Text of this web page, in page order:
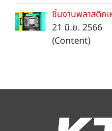
ชิ้นงานพลาสติก
21 มิ.ย. 2566
(Content)